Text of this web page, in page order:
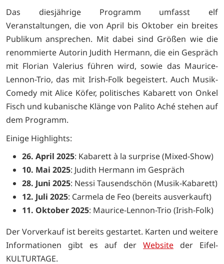
Das diesjährige Programm umfasst elf
Veranstaltungen, die von April bis Oktober ein breites
Publikum ansprechen. Mit dabei sind Größen wie die
renommierte Autorin Judith Hermann, die ein Gespräch
mit Florian Valerius führen wird, sowie das Maurice-
Lennon-Trio, das mit Irish-Folk begeistert. Auch Musik-
Comedy mit Alice Köfer, politisches Kabarett von Onkel
Fisch und kubanische Klänge von Palito Aché stehen auf
dem Programm.
Einige Highlights:
26. April 2025: Kabarett à la surprise (Mixed-Show)
10. Mai 2025: Judith Hermann im Gespräch
28. Juni 2025: Nessi Tausendschön (Musik-Kabarett)
12. Juli 2025: Carmela de Feo (bereits ausverkauft)
11. Oktober 2025: Maurice-Lennon-Trio (Irish-Folk)
Der Vorverkauf ist bereits gestartet. Karten und weitere
Informationen gibt es auf der Website der Eifel-
KULTURTAGE.